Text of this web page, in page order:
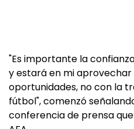
"Es importante la
y estará en mi
oportunidades, no con la
fútbol", comenzó
conferencia de prensa